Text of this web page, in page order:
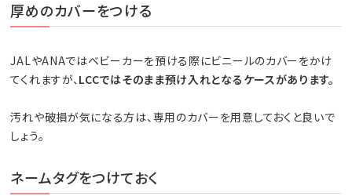
厚めのカバーをつける
JALやANAではベビーカーを預ける際にビニールのカバーをかけ
てくれますが、LCCではそのまま預け入れとなるケースがあります。
汚れや破損が気になる方は、専用のカバーを用意しておくと良いで
しょう。
ネームタグをつけておく